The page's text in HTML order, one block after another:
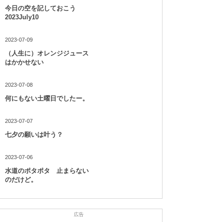
今日の空を記しておこう
2023July10
2023-07-09
（人生に）オレンジジュース
はかかせない
2023-07-08
何にもない土曜日でしたー。
2023-07-07
七夕の願いは叶う？
2023-07-06
水道のポタポタ 止まらない
のだけど。
広告